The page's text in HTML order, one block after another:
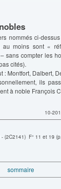
nommés ci-
moins sont «
sans compter les
cités).
: Montfort, Dalbert,
ils
à noble François
10-
(2C2141) F° 11 et 19
sommaire